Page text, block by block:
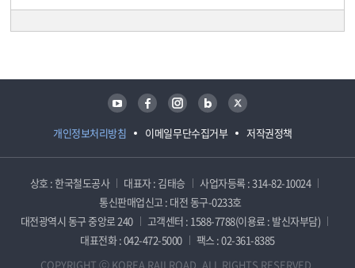
개인정보처리방침 이메일무단수집거부 저작권정책
유튜브 페이스북 인스타그램 블로그 트위터
상호 : 한국철도공사 대표자 : 김태승
사업자등록 : 314-82-10024
통신판매업신고 : 대전 동구-0233호
대전광역시 동구 중앙로 240
고객센터 : 1588-7788(이용료 : 발신자부담)
대표전화 : 042-472-5000
팩스 : 02-361-8385
COPYRIGHT ⓒ KOREA RAILROAD. ALL RIGHTS RESERVED.